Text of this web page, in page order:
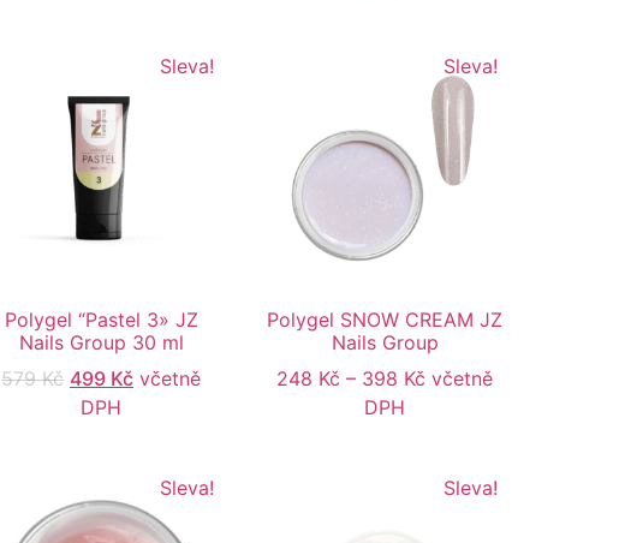
Sleva!
Polygel “Pastel 3» JZ
Nails Group 30 ml
579Kč 499 Kč včetně
DPH
Sleva!
Polygel SNOW CREAM JZ
Nails Group
248 Kč – 398 Kč včetně
DPH
Sleva! Sleva!